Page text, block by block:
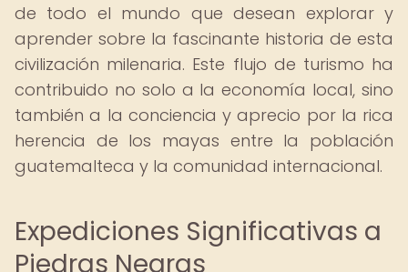
de todo el mundo que desean explorar y
aprender sobre la fascinante historia de esta
civilización milenaria. Este flujo de turismo ha
contribuido no solo a la economía local, sino
también a la conciencia y aprecio por la rica
herencia de los mayas entre la población
guatemalteca y la comunidad internacional.
Expediciones Significativas a
Piedras Negras